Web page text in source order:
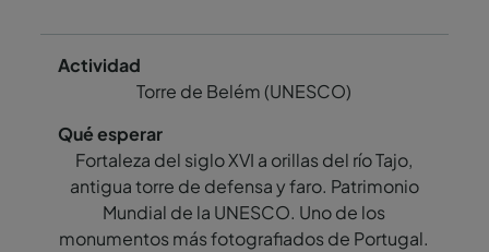
Torre de Belém (UNESCO)
Fortaleza del siglo XVI a orillas del río Tajo,
antigua torre de defensa y faro. Patrimonio
Mundial de la UNESCO. Uno de los
monumentos más fotografiados de Portugal.